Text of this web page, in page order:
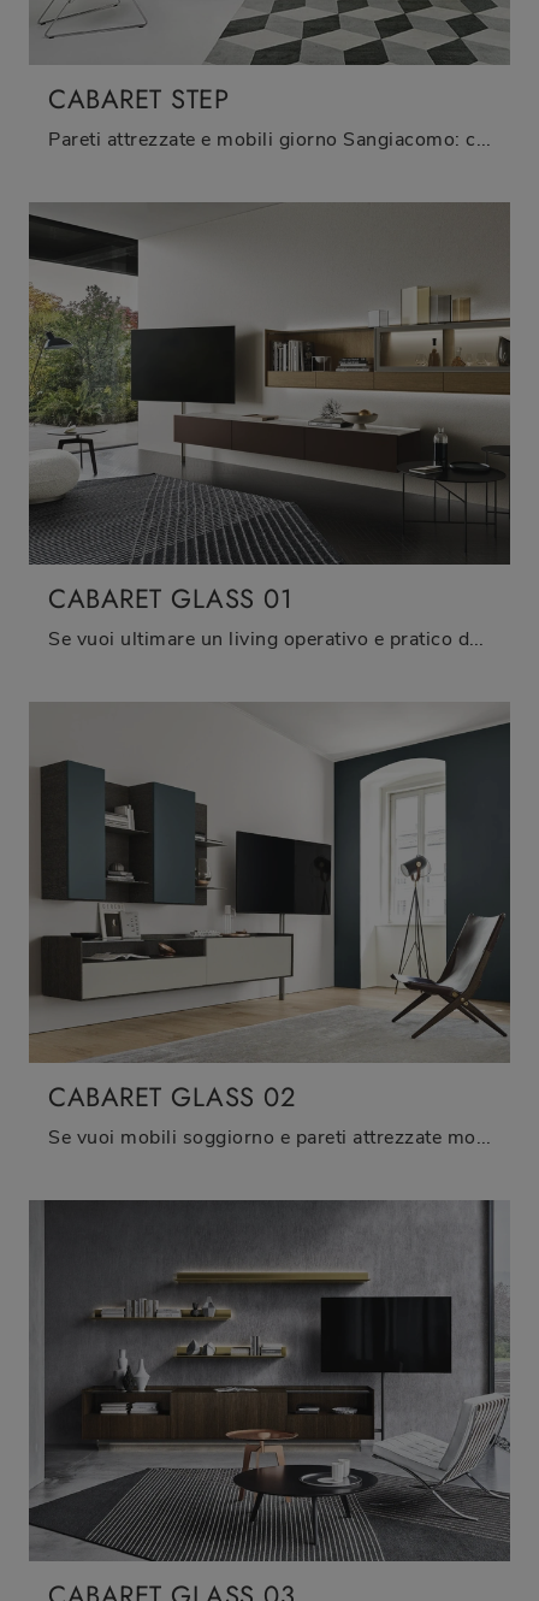
CABARET STEP
Pareti attrezzate e mobili giorno Sangiacomo: clicca e scopri il modello Cabaret Step e potrai impreziosire stanze moderne di ogni tipo.
CABARET GLASS 01
Se vuoi ultimare un living operativo e pratico dalle linee moderne, ti offriamo la parete attrezzata Cabaret Glass 01 Sangiacomo.
CABARET GLASS 02
Se vuoi mobili soggiorno e pareti attrezzate moderne, opta per il modello Cabaret Glass 02 di Sangiacomo: clicca e scopri di più!